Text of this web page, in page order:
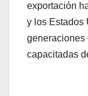
exportación
y los Estados
generaciones
capacitadas